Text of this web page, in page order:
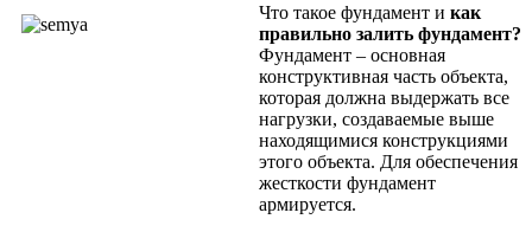
Что такое фундамент и как
правильно залить фундамент?
Фундамент – основная
конструктивная часть объекта,
которая должна выдержать все
нагрузки, создаваемые выше
находящимися конструкциями
этого объекта. Для обеспечения
жесткости фундамент
армируется.